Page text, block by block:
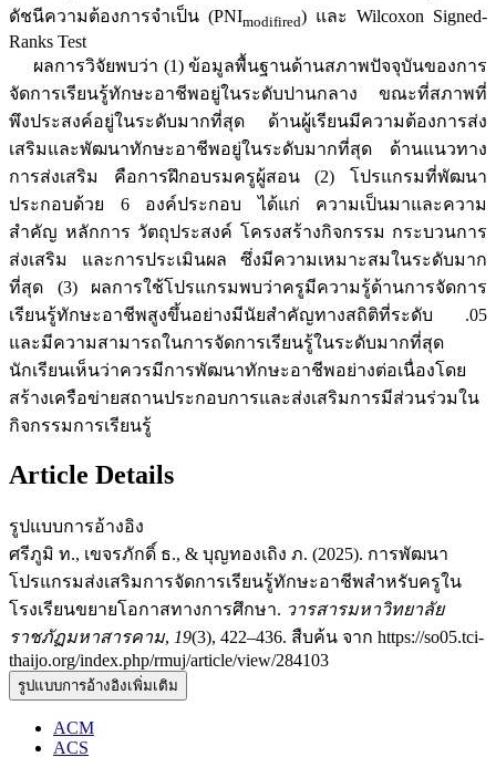
ดัชนีความต้องการจำเป็น (PNImodifired) และ Wilcoxon Signed-
Ranks Test
ผลการวิจัยพบว่า (1) ข้อมูลพื้นฐานด้านสภาพปัจจุบันของการ
จัดการเรียนรู้ทักษะอาชีพอยู่ในระดับปานกลาง ขณะที่สภาพที่
พึงประสงค์อยู่ในระดับมากที่สุด ด้านผู้เรียนมีความต้องการส่ง
เสริมและพัฒนาทักษะอาชีพอยู่ในระดับมากที่สุด ด้านแนวทาง
การส่งเสริม คือการฝึกอบรมครูผู้สอน (2) โปรแกรมที่พัฒนา
ประกอบด้วย 6 องค์ประกอบ ได้แก่ ความเป็นมาและความ
สำคัญ หลักการ วัตถุประสงค์ โครงสร้างกิจกรรม กระบวนการ
ส่งเสริม และการประเมินผล ซึ่งมีความเหมาะสมในระดับมาก
ที่สุด (3) ผลการใช้โปรแกรมพบว่าครูมีความรู้ด้านการจัดการ
เรียนรู้ทักษะอาชีพสูงขึ้นอย่างมีนัยสำคัญทางสถิติที่ระดับ .05
และมีความสามารถในการจัดการเรียนรู้ในระดับมากที่สุด
นักเรียนเห็นว่าควรมีการพัฒนาทักษะอาชีพอย่างต่อเนื่องโดย
สร้างเครือข่ายสถานประกอบการและส่งเสริมการมีส่วนร่วมใน
กิจกรรมการเรียนรู้
Article Details
รูปแบบการอ้างอิง
ศรีภูมิ ท., เขจรภักดิ์ ธ., & บุญทองเถิง ภ. (2025). การพัฒนา
โปรแกรมส่งเสริมการจัดการเรียนรู้ทักษะอาชีพสำหรับครูใน
โรงเรียนขยายโอกาสทางการศึกษา. วารสารมหาวิทยาลัย
ราชภัฏมหาสารคาม, 19(3), 422–436. สืบค้น จาก https://so05.tci-
thaijo.org/index.php/rmuj/article/view/284103
รูปแบบการอ้างอิงเพิ่มเติม
ACM
ACS